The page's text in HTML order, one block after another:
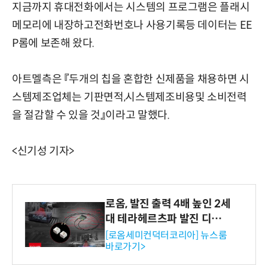
지금까지 휴대전화에서는 시스템의 프로그램은 플래시
메모리에 내장하고전화번호나 사용기록등 데이터는 EE
P롬에 보존해 왔다.
아트멜측은 『두개의 칩을 혼합한 신제품을 채용하면 시
스템제조업체는 기판면적,시스템제조비용및 소비전력
을 절감할 수 있을 것』이라고 말했다.
<신기성 기자>
로옴, 발진 출력 4배 높인 2세
대 테라헤르츠파 발진 디바이
스 개발
[로옴세미컨덕터코리아] 뉴스룸
바로가기>